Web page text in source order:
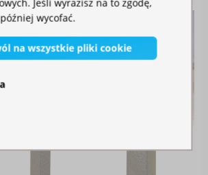
Jeśli wyrazisz na to zgodę,
wycofać.
na wszystkie pliki cookie